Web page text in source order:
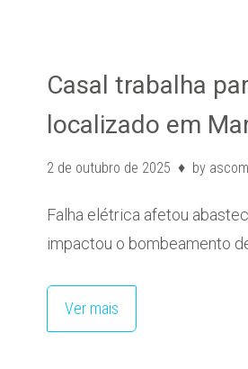
Casal trabalha
localizado em
2 de outubro de 2025 by ascom
Falha elétrica afetou
impactou o bombeamento
Ver mais